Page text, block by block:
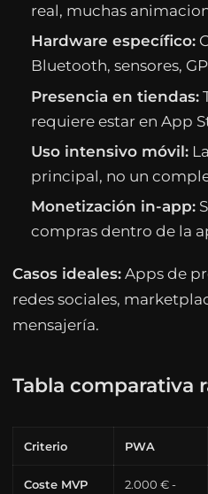
real, muchas
Hardware específico:
Bluetooth, sensores,
Presencia en tiendas:
requiere estar en App
Uso intensivo móvil:
principal, no un
Monetización in-app:
compras dentro de la
Casos ideales:Apps de
redes sociales,
mensajería.
Tabla comparativa
Criterio PWA
Coste MVP
2.000 € -